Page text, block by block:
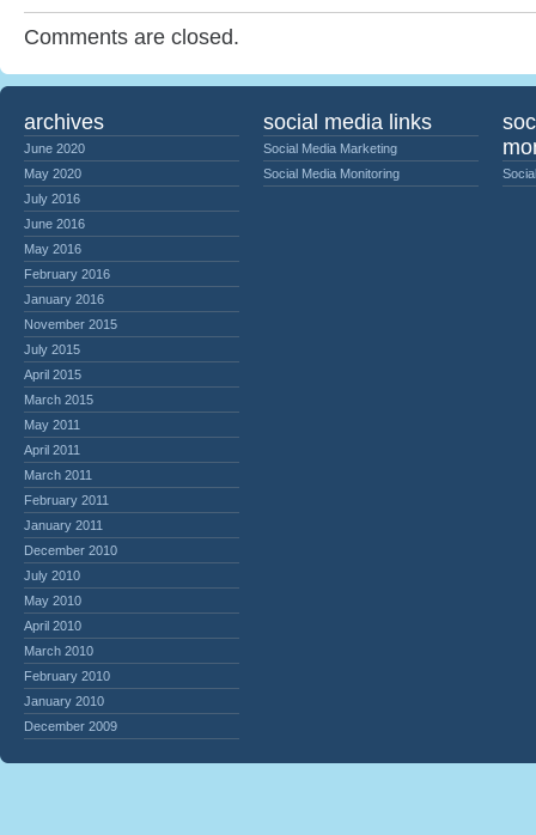
Comments are closed.
archives
June 2020
May 2020
July 2016
June 2016
May 2016
February 2016
January 2016
November 2015
July 2015
April 2015
March 2015
May 2011
April 2011
March 2011
February 2011
January 2011
December 2010
July 2010
May 2010
April 2010
March 2010
February 2010
January 2010
December 2009
social media links
Social Media Marketing
Social Media Monitoring